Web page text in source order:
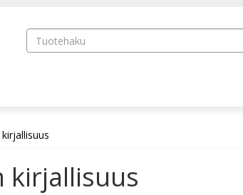
kirjallisuus